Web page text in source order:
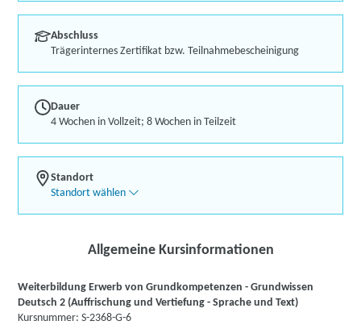
Abschluss
Trägerinternes Zertifikat bzw. Teilnahmebescheinigung
Dauer
4 Wochen in Vollzeit; 8 Wochen in Teilzeit
Standort
Standort wählen
Allgemeine Kursinformationen
Weiterbildung Erwerb von Grundkompetenzen - Grundwissen
Deutsch 2 (Auffrischung und Vertiefung - Sprache und Text)
Kursnummer: S-2368-G-6